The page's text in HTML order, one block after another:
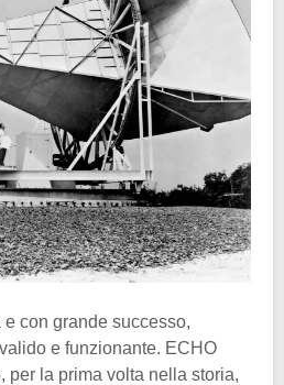
e con grande successo,
e funzionante. ECHO
per la prima volta nella storia,